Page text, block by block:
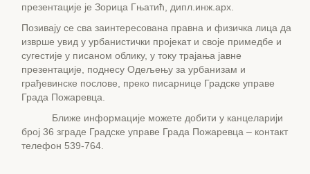
презентације је Зорица Гњатић, дипл.инж.арх.
Позивају се сва заинтересована правна и физичка лица да
изврше увид у урбанистички пројекат и своје примедбе и
сугестије у писаном облику, у току трајања јавне
презентације, поднесу Одељењу за урбанизам и
грађевинске послове, преко писарнице Градске управе
Града Пожаревца.
Ближе информације можете добити у канцеларији
број 36 зграде Градске управе Града Пожаревца – контакт
телефон 539-764.